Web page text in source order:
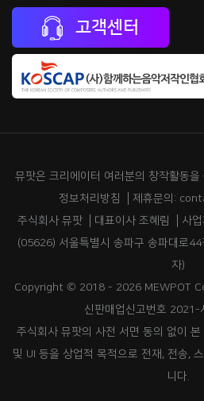
고객센터
뮤팟은 크리에이터 여러분의 창작활동을
정보처리방침
제휴문의:
주식회사 뮤팟
대표이사 조혜림
사
(05626) 서울특별시 송파구 송파대로
자)
Copyright © 2018 - 2026 MEWPOT
신판매업신고번호
주식회사 뮤팟의 사전 서면 동의 없이
및 UI 등을 상업적 목적으로 전재, 전송,
니다.